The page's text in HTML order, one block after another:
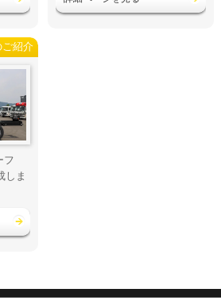
ご紹介
フ
しま